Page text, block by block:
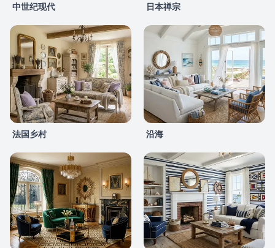
中世纪现代 日本禅宗
法国乡村 沿海